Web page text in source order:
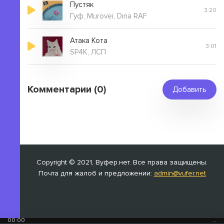
Пустяк
Гуф, Murovei, Dina RAF
3:20
Атака Кота
SP4K, ЛСП
3:01
Комментарии (0) Добавить
Copyright © 2021, Вуфер.нет. Все права защищены.
Почта для жалоб и предложении: admin@vufer.net
00:00 …